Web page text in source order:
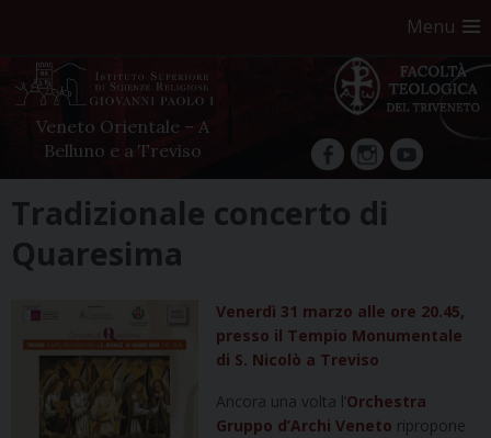
Menu
Veneto Orientale – A
Belluno e a Treviso
facebookInstagram
YouTube
content
Tradizionale concerto di
Quaresima
Venerdì 31 marzo alle ore 20.45,
presso il Tempio Monumentale
di S. Nicolò a Treviso
Ancora una volta l’Orchestra
Gruppo d’Archi Veneto ripropone